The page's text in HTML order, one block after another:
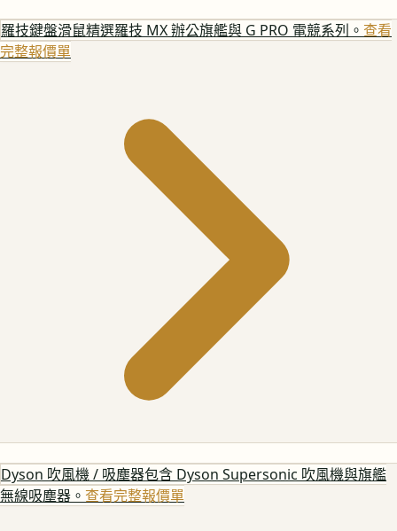
羅技鍵盤滑鼠精選羅技 MX 辦公旗艦與 G PRO 電競系列。 查看
完整報價單
Dyson 吹風機 / 吸塵器包含 Dyson Supersonic 吹風機與旗艦
無線吸塵器。 查看完整報價單